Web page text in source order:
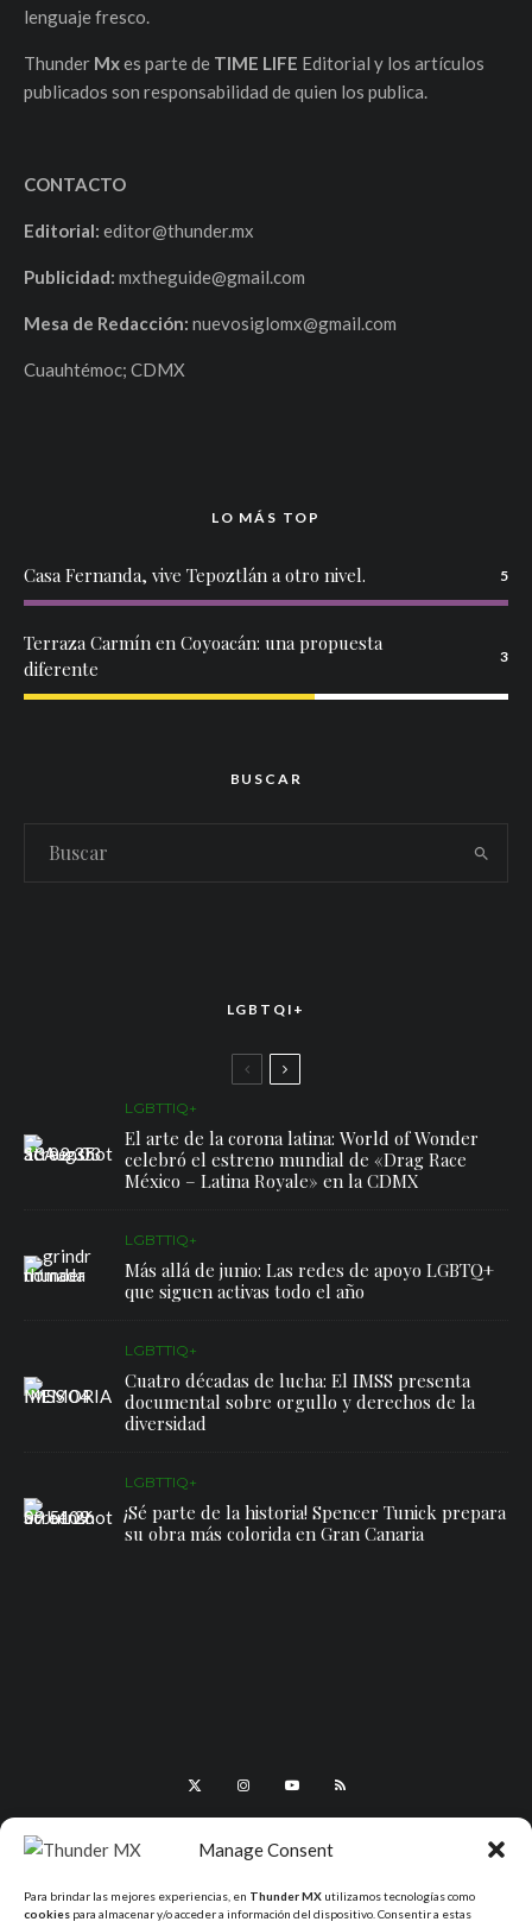
Manage Consent
Para brindar las mejores experiencias, en Thunder MX utilizamos tecnologías como
cookies para almacenar y/o acceder a información del dispositivo. Consentir a estas
lenguaje fresco.
Thunder Mxes parte de TIME LIFE Editorial y los artículos
publicados son responsabilidad de quien los publica.
CONTACTO
Editorial: editor@thunder.mx
Publicidad: mxtheguide@gmail.com
Mesa de Redacción: nuevosiglomx@gmail.com
Cuauhtémoc; CDMX
LO MÁS TOP
Casa Fernanda, vive Tepoztlán a otro nivel. 5
Terraza Carmín en Coyoacán: una propuesta
diferente
3
BUSCAR
LGBTQI+
LGBTTIQ+
El arte de la corona latina: World of Wonder
celebró el estreno mundial de «Drag Race
México – Latina Royale» en la CDMX
LGBTTIQ+
Más allá de junio: Las redes de apoyo LGBTQ+
que siguen activas todo el año
LGBTTIQ+
Cuatro décadas de lucha: El IMSS presenta
documental sobre orgullo y derechos de la
diversidad
LGBTTIQ+
¡Sé parte de la historia! Spencer Tunick prepara
su obra más colorida en Gran Canaria